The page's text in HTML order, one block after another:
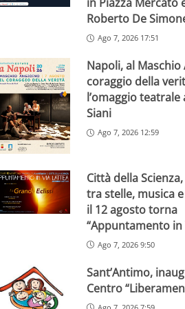
Roberto De
Ago 7, 2026 17:51
Napoli, al Maschio
coraggio della
l’omaggio teatrale
Siani
Ago 7, 2026 12:59
Città della
tra stelle, musica
il 12 agosto torna
“Appuntamento in
Ago 7, 2026 9:50
Sant’Antimo,
Centro